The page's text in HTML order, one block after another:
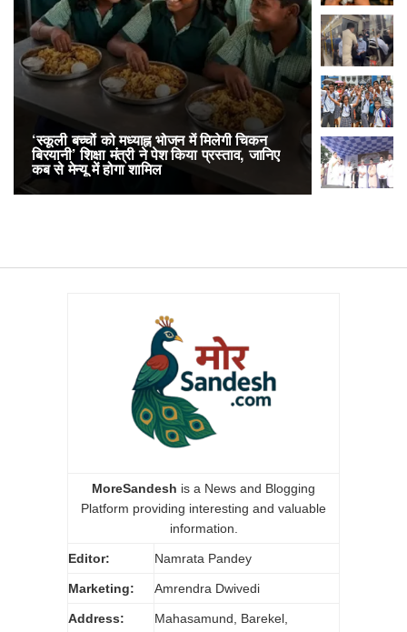
‘स्कूली बच्चों को मध्याह्न भोजन में मिलेगी चिकन
बिरयानी’ शिक्षा मंत्री ने पेश किया प्रस्ताव, जानिए
कब से मेन्यू में होगा शामिल
RailOne
लोकप्रिय,
अनारक्षित
MoreSandesh is a News and Blogging
Platform providing interesting and valuable
information.
Editor: Namrata Pandey
Marketing: Amrendra Dwivedi
Address:
Mahasamund, Barekel,